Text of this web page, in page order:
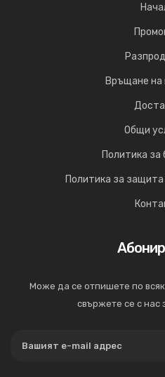
Връщане на
Общи
Политика за
Политика за
Може да се отпишете по
свържете се с нас